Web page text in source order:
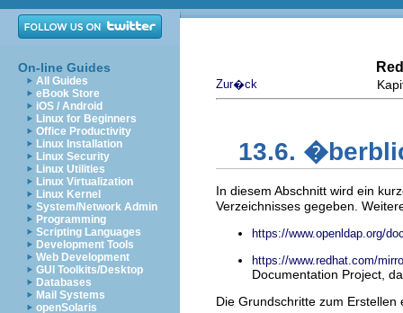
On-line Guides
All Guides
eBook Store
iOS / Android
Linux for Beginners
Office Productivity
Linux Installation
Linux Security
Linux Utilities
Linux Virtualization
Linux Kernel
System/Network Admin
Programming
Scripting Languages
Development Tools
Web Development
GUI Toolkits/Desktop
Databases
Mail Systems
openSolaris
Zur�ck
13.6.
In diesem Abschnitt wird ein
Verzeichnisses gegeben.
https://www.openldap.org/
https://www.redhat.com/
Documentation Project,
Die Grundschritte zum